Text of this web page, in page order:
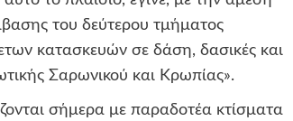
του δεύτερου τμήματος
κατασκευών σε δάση, δασικές και
Σαρωνικού και Κρωπίας».
σήμερα με παραδοτέα κτίσματα